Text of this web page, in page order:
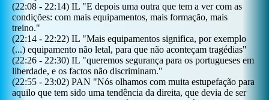
(22:08 - 22:14) IL "E depois uma outra que tem a ver com as
condições: com mais equipamentos, mais formação, mais
treino."
(22:14 - 22:22) IL "Mais equipamentos significa, por exemplo
(...) equipamento não letal, para que não aconteçam tragédias"
(22:26 - 22:30) IL "queremos segurança para os portugueses em
liberdade, e os factos não discriminam."
(22:55 - 23:02) PAN "Nós olhamos com muita estupefação para
aquilo que tem sido uma tendência da direita, que devia de ser